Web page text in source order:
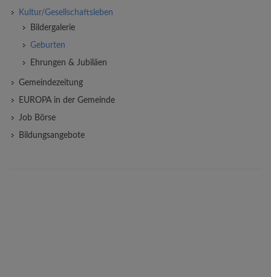
Kultur/Gesellschaftsleben
Bildergalerie
Geburten
Ehrungen & Jubiläen
Gemeindezeitung
EUROPA in der Gemeinde
Job Börse
Bildungsangebote